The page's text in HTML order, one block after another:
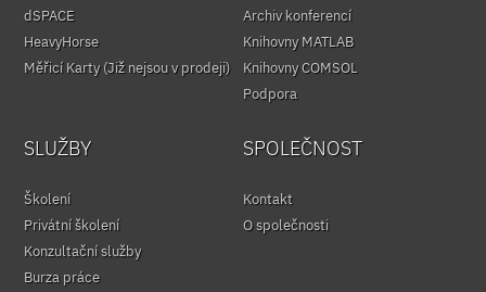
dSPACE
HeavyHorse
Měřicí Karty (Již nejsou v prodeji)
Archiv konferencí
Knihovny MATLAB
Knihovny COMSOL
Podpora
SLUŽBY
Školení
Privátní školení
Konzultační služby
Burza práce
SPOLEČNOST
Kontakt
O společnosti